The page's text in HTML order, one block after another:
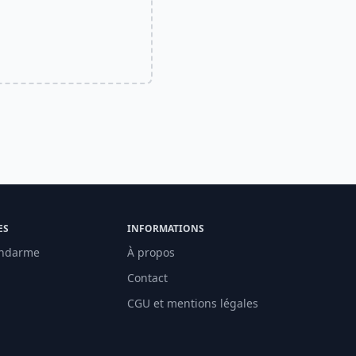
INFORMATIONS
À propos
Contact
CGU et mentions légales